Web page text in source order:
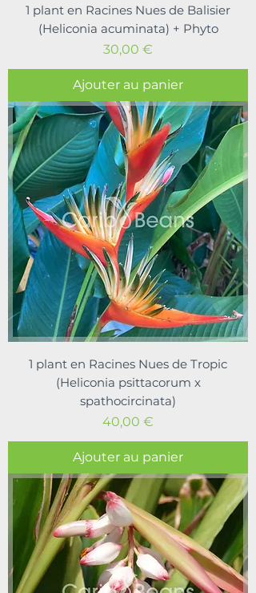
1 plant en Racines Nues de Balisier
(Heliconia acuminata) + Phyto
Prix
30,00 €
Ajouter au panier
1 plant en Racines Nues de Tropic
(Heliconia psittacorum x
spathocircinata)
Prix
40,00 €
Ajouter au panier